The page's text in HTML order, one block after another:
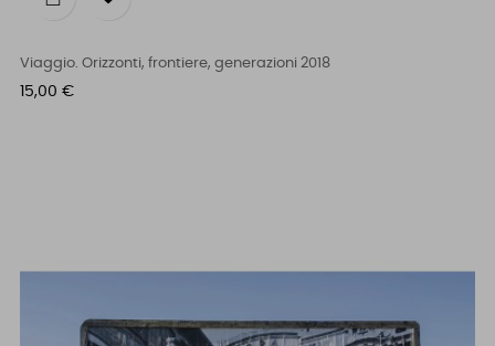
Viaggio. Orizzonti, frontiere, generazioni 2018
Prezzo
15,00 €